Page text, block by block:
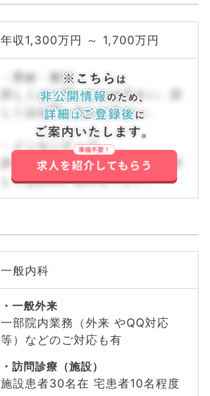
年収1,300万円 ～ 1,700万円
・昇給・賞与
詳しくはお問い合わせ下さい。詳
しくはお問い合わせ下さい。
・インセンティブ
詳しくはお問い合わせ下さい。詳
しくはお問い合わせ下さい。
一般内科
一般外来
一部院内業務（外来 やQQ対応
等）などのご対応も有
訪問診療（施設）
施設患者30名在 宅患者10名程度